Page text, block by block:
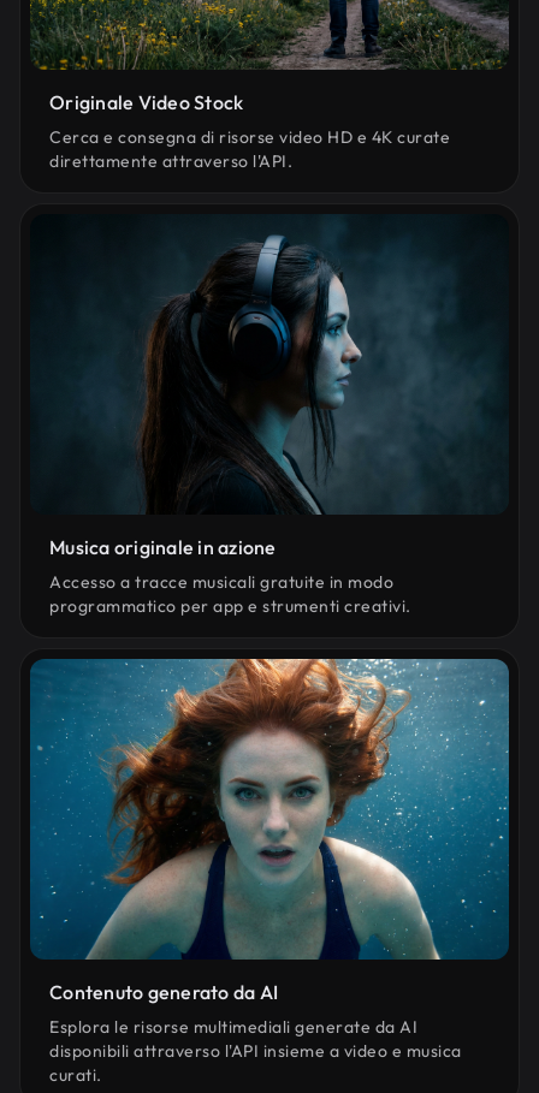
Originale Video Stock
Cerca e consegna di risorse video HD e 4K curate
direttamente attraverso l'API.
Musica originale in azione
Accesso a tracce musicali gratuite in modo
programmatico per app e strumenti creativi.
Contenuto generato da AI
Esplora le risorse multimediali generate da AI
disponibili attraverso l'API insieme a video e musica
curati.